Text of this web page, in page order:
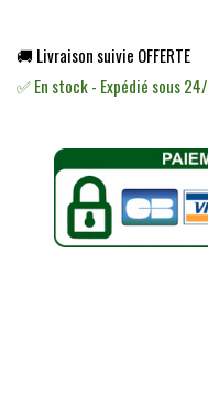
🚚 Livraison suivie OFFERTE
✅ En stock - Expédié sous